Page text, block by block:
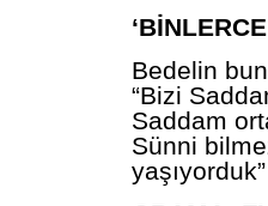
Bedelin
“Bizi
Saddam
Sünni